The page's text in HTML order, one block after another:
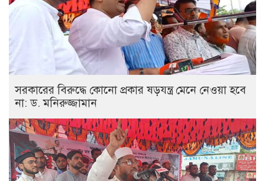
সরকারের বিরুদ্ধে কোনো প্রকার ষড়যন্ত্র মেনে নেওয়া হবে
না: ড. মনিরুজ্জামান